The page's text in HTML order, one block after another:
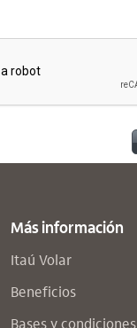
Más información
Itaú Volar
Beneficios
Bases y condiciones